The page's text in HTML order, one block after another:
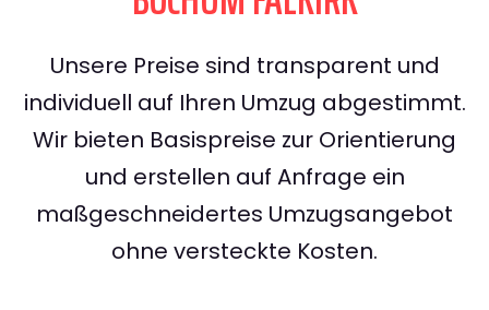
Unsere Preise sind transparent und
individuell auf Ihren Umzug abgestimmt.
Wir bieten Basispreise zur Orientierung
und erstellen auf Anfrage ein
maßgeschneidertes Umzugsangebot
ohne versteckte Kosten.